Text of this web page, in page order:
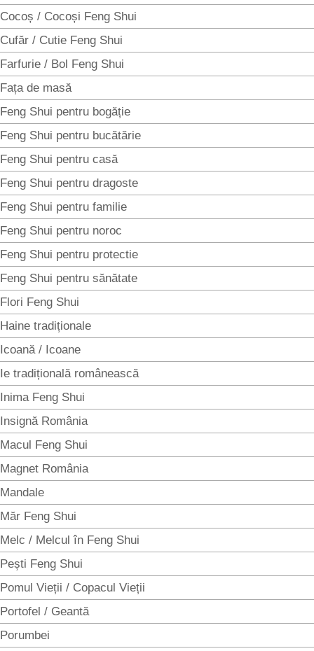
Cocoș / Cocoși Feng Shui
Cufăr / Cutie Feng Shui
Farfurie / Bol Feng Shui
Fața de masă
Feng Shui pentru bogăție
Feng Shui pentru bucătărie
Feng Shui pentru casă
Feng Shui pentru dragoste
Feng Shui pentru familie
Feng Shui pentru noroc
Feng Shui pentru protectie
Feng Shui pentru sănătate
Flori Feng Shui
Haine tradiționale
Icoană / Icoane
Ie tradițională românească
Inima Feng Shui
Insignă România
Macul Feng Shui
Magnet România
Mandale
Măr Feng Shui
Melc / Melcul în Feng Shui
Pești Feng Shui
Pomul Vieții / Copacul Vieții
Portofel / Geantă
Porumbei